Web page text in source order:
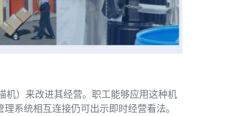
机）来改进其经营。职工能够应用这种机
系统相互连接仍可出示即时经营看法。